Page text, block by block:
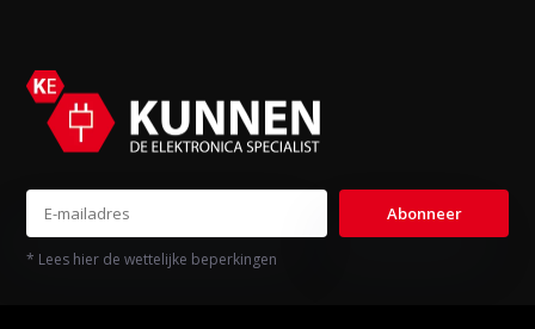
Abonneer
* Lees hier de wettelijke beperkingen